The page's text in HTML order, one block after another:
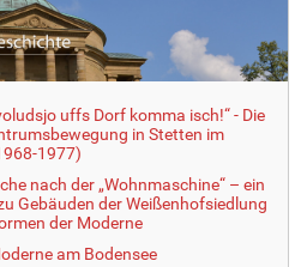
uffs Dorf komma isch!“ - Die
in Stetten im
1977)
nach der „Wohnmaschine“ – ein
Gebäuden der Weißenhofsiedlung
der Moderne
am Bodensee